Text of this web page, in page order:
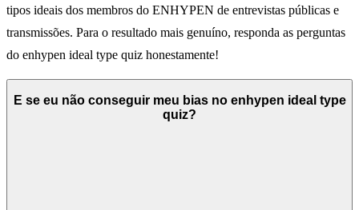
tipos ideais dos membros do ENHYPEN de entrevistas públicas e
transmissões. Para o resultado mais genuíno, responda as perguntas
do enhypen ideal type quiz honestamente!
E se eu não conseguir meu bias no enhypen ideal type
quiz?